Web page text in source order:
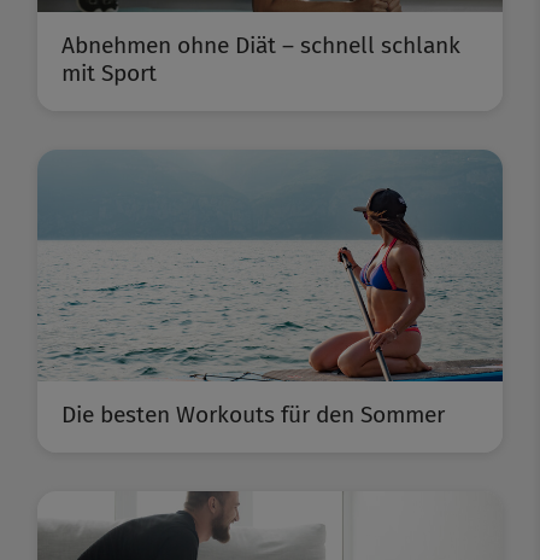
Abnehmen ohne Diät – schnell schlank
mit Sport
Die besten Workouts für den Sommer